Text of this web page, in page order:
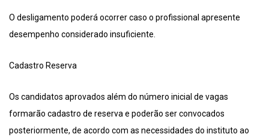
O desligamento poderá ocorrer caso o profissional apresente
desempenho considerado insuficiente.
Cadastro Reserva
Os candidatos aprovados além do número inicial de vagas
formarão cadastro de reserva e poderão ser convocados
posteriormente, de acordo com as necessidades do instituto ao